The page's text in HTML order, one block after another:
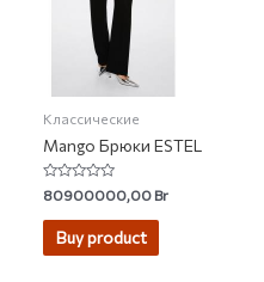
Классические
Mango Брюки ESTEL
Rated
0
out
80900000,00Br
Buy product